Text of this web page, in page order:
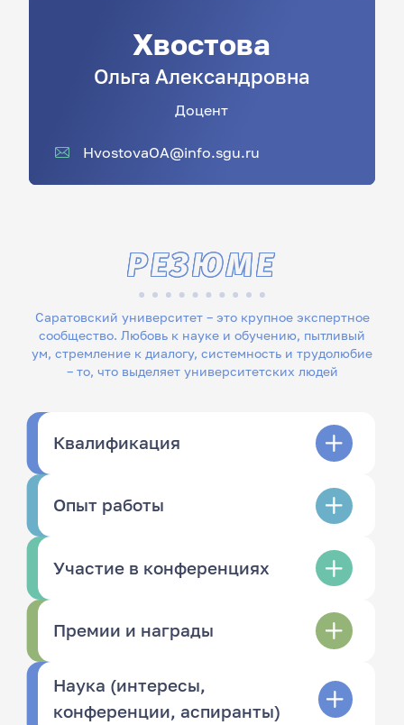
Хвостова
Ольга Александровна
Доцент
HvostovaOA@info.sgu.ru
Саратовский университет – это крупное экспертное
сообщество. Любовь к науке и обучению, пытливый
ум, стремление к диалогу, системность и трудолюбие
– то, что выделяет университетских людей
РЕЗЮМЕ
Квалификация
Опыт работы
Участие в конференциях
Премии и награды
Наука (интересы,
конференции, аспиранты)